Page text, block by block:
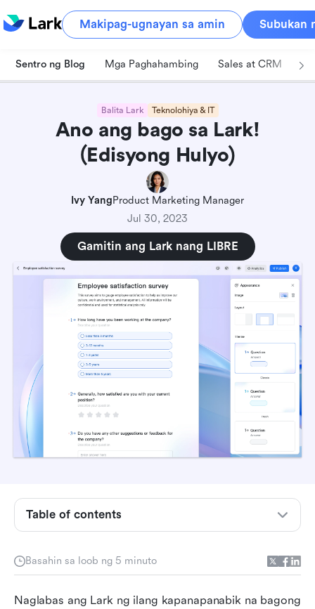
Makipag-ugnayan sa amin Subukan
Sentro ng Blog Mga Paghahambing Sales at CRM
Balita Lark Teknolohiya & IT
Ano ang bago sa Lark!
(Edisyong Hulyo)
Ivy YangProduct Marketing Manager
Jul 30, 2023
Gamitin ang Lark nang LIBRE
Basahin sa loob ng 5 minuto
Naglabas ang Lark ng ilang kapanapanabik na bagong
Table of contents
📃 I-customize ang mga survey!
Workplace